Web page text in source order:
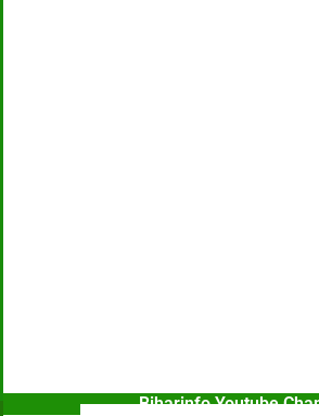
Biharinfo Youtube